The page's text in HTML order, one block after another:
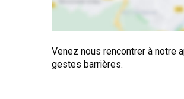
Venez nous rencontrer à notre
gestes barrières.